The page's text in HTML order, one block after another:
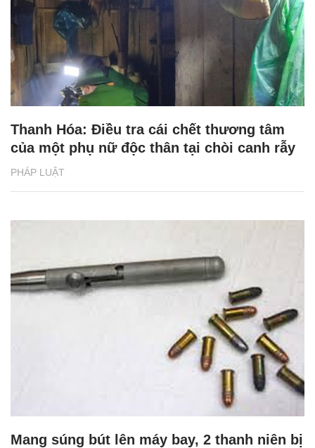
PHÁP LUẬT
Thanh Hóa: Điều tra cái chết thương tâm
của một phụ nữ độc thân tại chòi canh rẫy
Mang súng bút lên máy bay, 2 thanh niên bị